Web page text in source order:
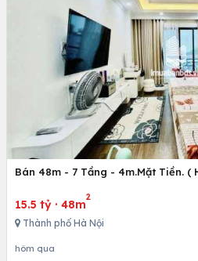
Bán 48m - 7 Tầng - 4m.Mặt Tiền. (
15.5 tỷ · 48m
2
Thành phố Hà Nội
hôm qua